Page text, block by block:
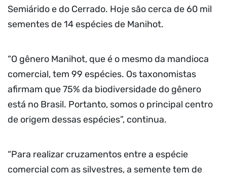
Semiárido e do Cerrado. Hoje são cerca de 60 mil
sementes de 14 espécies de Manihot.
“O gênero Manihot, que é o mesmo da mandioca
comercial, tem 99 espécies. Os taxonomistas
afirmam que 75% da biodiversidade do gênero
está no Brasil. Portanto, somos o principal centro
de origem dessas espécies”, continua.
“Para realizar cruzamentos entre a espécie
comercial com as silvestres, a semente tem de